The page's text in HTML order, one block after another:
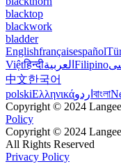
blacktop
blackwork
bladder
Englishfrançaisespañol
Việtहिन्दीالعربية Filipino
中文한국어
polskiΕλληνικάاردو বাংলা
Copyright © 2024
Policy
Copyright © 2024
All Rights Reserved
Privacy Policy